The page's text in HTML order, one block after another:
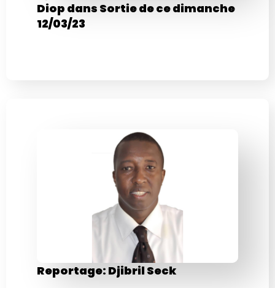
Diop dans Sortie de ce dimanche
12/03/23
Reportage: Djibril Seck